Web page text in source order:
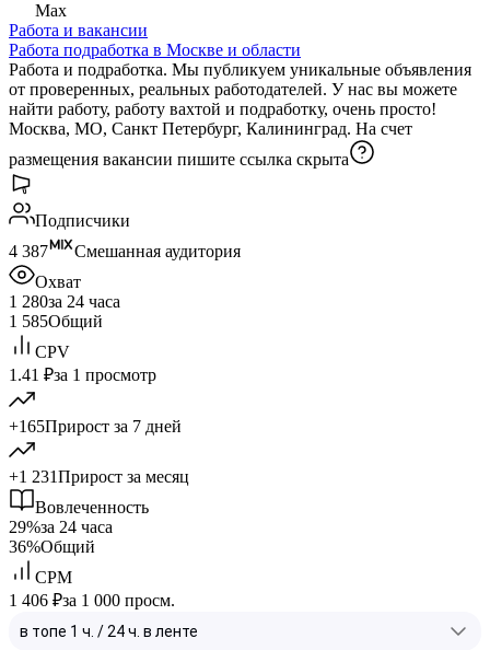
Max
Работа и вакансии
Работа подработка в Москве и области
Работа и подработка. Мы публикуем уникальные объявления
от проверенных, реальных работодателей. У нас вы можете
найти работу, работу вахтой и подработку, очень просто!
Москва, МО, Санкт Петербург, Калининград. На счет
размещения вакансии пишите ссылка скрыта
Подписчики
4 387
Смешанная аудитория
Охват
1 280за 24 часа
1 585Общий
CPV
1.41 ₽за 1 просмотр
+165Прирост за 7 дней
+1 231Прирост за месяц
Вовлеченность
29%за 24 часа
36%Общий
CPM
1 406 ₽за 1 000 просм.